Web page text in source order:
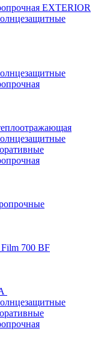
EXTERIOR
700 BF